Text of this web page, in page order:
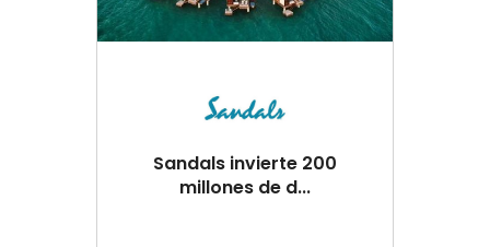
Sandals invierte 200
millones de d...